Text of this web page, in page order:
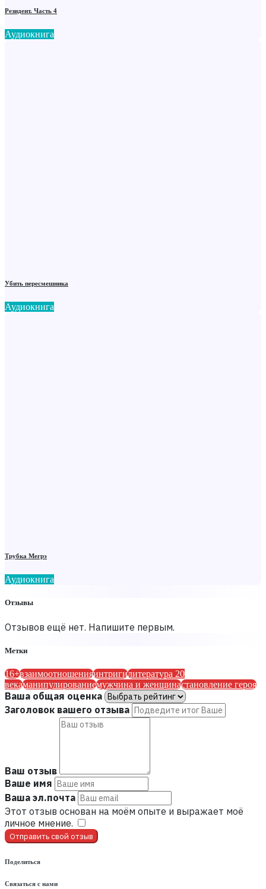
Резидент. Часть 4
Аудиокнига
Убить пересмешника
Аудиокнига
Трубка Мегрэ
Аудиокнига
Отзывы
Отзывов ещё нет. Напишите первым.
Метки
16+взаимоотношенияинтригилитература 20
векаманипулированиемужчина и женщинастановление героя
Ваша общая оценка
Заголовок вашего отзыва
Ваш отзыв
Ваше имя
Ваша эл.почта
Этот отзыв основан на моём опыте и выражает моё
личное мнение.
Отправить свой отзыв
Поделиться
Связаться с нами